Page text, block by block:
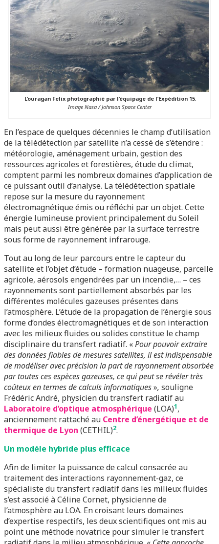
L’ouragan Felix photographié par l’équipage de l’Expédition 15.
Image Nasa / Johnson Space Center
En l’espace de quelques décennies le champ d’utilisation
de la télédétection par satellite n’a cessé de s’étendre :
météorologie, aménagement urbain, gestion des
ressources agricoles et forestières, étude du climat,
comptent parmi les nombreux domaines d’application de
ce puissant outil d’analyse. La télédétection spatiale
repose sur la mesure du rayonnement
électromagnétique émis ou réfléchi par un objet. Cette
énergie lumineuse provient principalement du Soleil
mais peut aussi être générée par la surface terrestre
sous forme de rayonnement infrarouge.
Tout au long de leur parcours entre le capteur du
satellite et l’objet d’étude – formation nuageuse, parcelle
agricole, aérosols engendrées par un incendie,… – ces
rayonnements sont partiellement absorbés par les
différentes molécules gazeuses présentes dans
l’atmosphère. L’étude de la propagation de l’énergie sous
forme d’ondes électromagnétiques et de son interaction
avec les milieux fluides ou solides constitue le champ
disciplinaire du transfert radiatif. «Pour pouvoir extraire
des données fiables de mesures satellites, il est indispensable
de modéliser avec précision la part de rayonnement absorbée
par toutes ces espèces gazeuses, ce qui peut se révéler très
coûteux en termes de calculs informatiques», souligne
Frédéric André, physicien du transfert radiatif au
Laboratoire d’optique atmosphérique (LOA)1,
anciennement rattaché au Centre d’énergétique et de
thermique de Lyon (CETHIL)2.
Un modèle hybride plus efficace
Afin de limiter la puissance de calcul consacrée au
traitement des interactions rayonnement-gaz, ce
spécialiste du transfert radiatif dans les milieux fluides
s’est associé à Céline Cornet, physicienne de
l’atmosphère au LOA. En croisant leurs domaines
d’expertise respectifs, les deux scientifiques ont mis au
point une méthode novatrice pour simuler le transfert